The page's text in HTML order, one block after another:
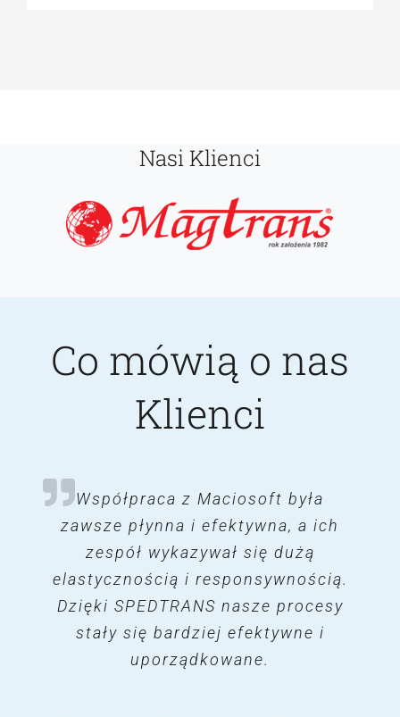
Nasi Klienci
Co mówią o nas
Klienci
Program SPEDTRANS bardzo
pomógł nam poukładać procesy w
firmie, co przełożyło się na wielki
skok w rozwoju. Wiele modułów
oraz funkcjonalności, które
dostarcza program, pozwala na
bardziej efektywną pracę.
Współpraca z Maciosoft była
zawsze płynna i efektywna, a ich
zespół wykazywał się dużą
elastycznością i responsywnością.
Dzięki SPEDTRANS nasze procesy
stały się bardziej efektywne i
uporządkowane.
Oprogramowanie SPEDTRANS
marki Maciosoft, z którą
współpracujemy od wielu lat, to
niezwykle wartościowe narzędzie,
które znacząco ułatwia
zarządzanie procesami
logistycznymi w naszej firmie.